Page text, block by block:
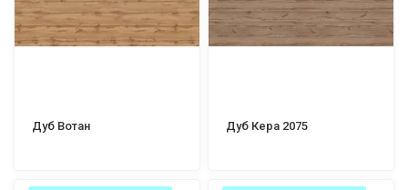
Дуб Вотан Дуб Кера 2075